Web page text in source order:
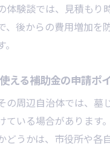
体験談では、見積もり
、後からの費用増加を
える補助金の申請ポ
の周辺自治体では、墓
ている場合があります
どうかは、市役所や各